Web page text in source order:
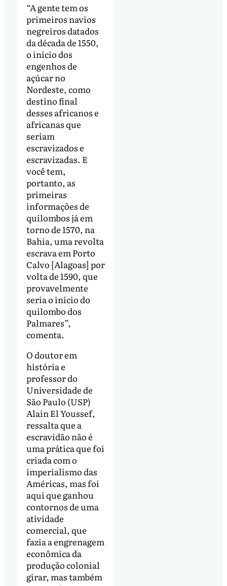
“A gente tem os
primeiros navios
negreiros datados
da década de 1550,
o início dos
engenhos de
açúcar no
Nordeste, como
destino final
desses africanos e
africanas que
seriam
escravizados e
escravizadas. E
você tem,
portanto, as
primeiras
informações de
quilombos já em
torno de 1570, na
Bahia, uma revolta
escrava em Porto
Calvo [Alagoas] por
volta de 1590, que
provavelmente
seria o início do
quilombo dos
Palmares”,
comenta.
O doutor em
história e
professor do
Universidade de
São Paulo (USP)
Alain El Youssef,
ressalta que a
escravidão não é
uma prática que foi
criada com o
imperialismo das
Américas, mas foi
aqui que ganhou
contornos de uma
atividade
comercial, que
fazia a engrenagem
econômica da
produção colonial
girar, mas também